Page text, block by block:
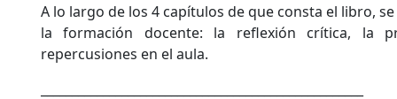
A lo largo de los 4 capítulos de que consta el libro,
la formación docente: la reflexión crítica, la
repercusiones en el aula.